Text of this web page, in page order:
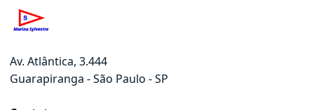
Av. Atlântica, 3.444
Guarapiranga - São Paulo - SP